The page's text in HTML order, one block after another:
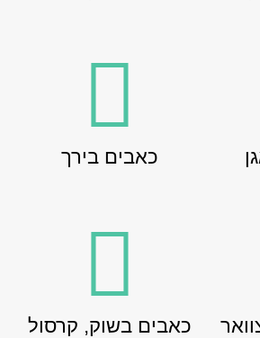
כאבים בירך
כאבים בשוק, קרסול